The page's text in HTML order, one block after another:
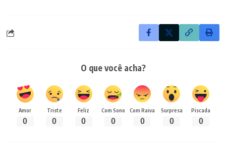
O que você acha?
Amor
0
Triste
0
Feliz
0
Com Sono
0
Com Raiva
0
Surpresa
0
Piscada
0